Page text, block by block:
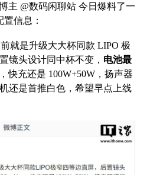
主 @数码闲聊站 今日爆料了一
信息：
就是升级大大杯同款 LIPO 极
镜头设计同中杯不变， 电池最
，快充还是 100W+50W，扬声器
还是首推白色，希望早点上线